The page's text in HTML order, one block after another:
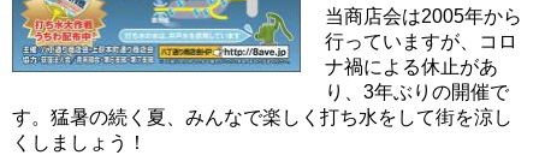
当商店会は2005年から
行っていますが、コロ
ナ禍による休止があ
り、3年ぶりの開催で
す。猛暑の続く夏、みんなで楽しく打ち水をして街を涼し
くしましょう！